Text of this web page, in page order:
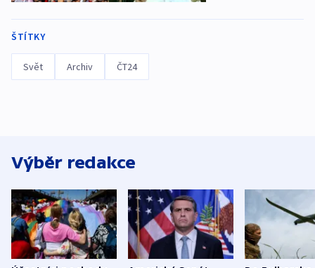
ŠTÍTKY
Svět Archiv ČT24
Výběr redakce